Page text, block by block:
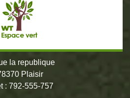
la republique
Plaisir
: 792-555-757